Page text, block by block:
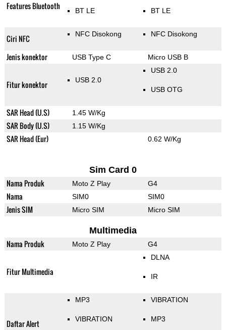
Features Bluetooth BT LE BT LE
Ciri NFC NFC Disokong NFC Disokong
Jenis konektor USB Type C Micro USB B
Fitur konektor USB 2.0
USB 2.0
USB OTG
SAR Head (U.S) 1.45 W/Kg
SAR Body (U.S) 1.15 W/Kg
SAR Head (Eur) 0.62 W/Kg
Sim Card 0
Nama Produk Moto Z Play G4
Nama SIM0 SIM0
Jenis SIM Micro SIM Micro SIM
Multimedia
Nama Produk Moto Z Play G4
Fitur Multimedia
DLNA
IR
Daftar Alert
MP3
VIBRATION
VIBRATION
MP3